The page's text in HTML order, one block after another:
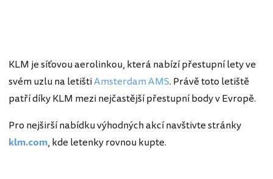
KLM je síťovou aerolinkou, která nabízí přestupní lety ve
svém uzlu na letištiAmsterdam AMS. Právě toto letiště
patří díky KLM mezi nejčastější přestupní body v Evropě.
Pro nejširší nabídku výhodných akcí navštivte stránky
klm.com, kde letenky rovnou kupte.